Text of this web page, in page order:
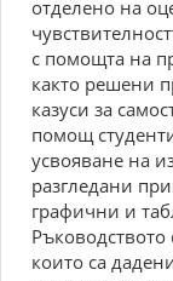
отделено на
с помощта на
както решени
казуси за
помощ
усвояване на
разгледани
графични и
които са